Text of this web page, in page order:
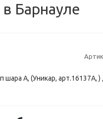
Барнауле
шара A, (Уникар, арт.16137A,